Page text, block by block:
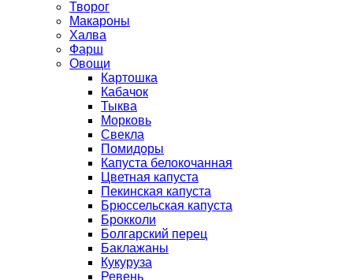
Творог
Макароны
Халва
Фарш
Овощи
Картошка
Кабачок
Тыква
Морковь
Свекла
Помидоры
Капуста белокочанная
Цветная капуста
Пекинская капуста
Брюссельская капуста
Брокколи
Болгарский перец
Баклажаны
Кукуруза
Ревень